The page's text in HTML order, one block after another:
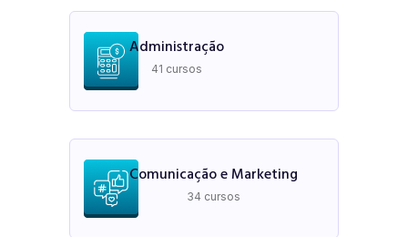
Administração
41 cursos
Comunicação e Marketing
34 cursos